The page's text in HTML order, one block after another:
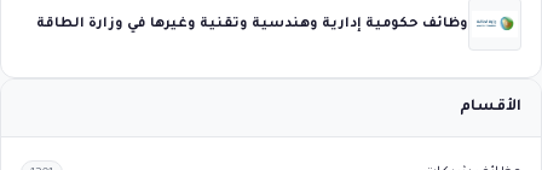
وظائف حكومية إدارية وهندسية وتقنية وغيرها في وزارة الطاقة
الأقسام